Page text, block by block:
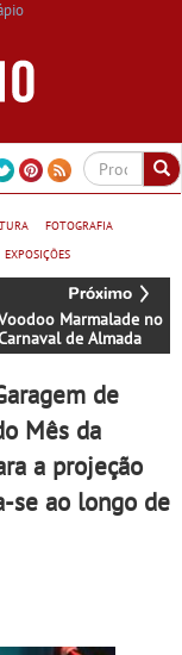
fotografia
exposições
Marmalade no
de Almada
de
Mês da
a projeção
se ao longo de